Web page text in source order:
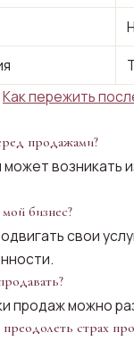
Как пережить
продажами?
возникать
бизнес?
свои
продаж можно
страх